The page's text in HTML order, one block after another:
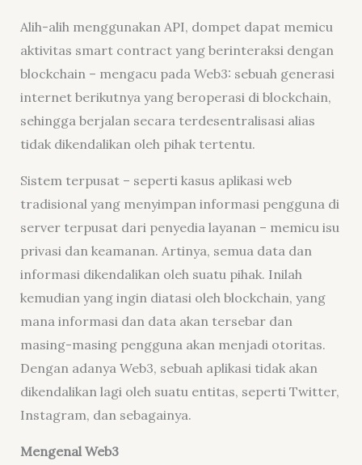
Alih-alih menggunakan API, dompet dapat memicu
aktivitas smart contract yang berinteraksi dengan
blockchain – mengacu pada Web3: sebuah generasi
internet berikutnya yang beroperasi di blockchain,
sehingga berjalan secara terdesentralisasi alias
tidak dikendalikan oleh pihak tertentu.
Sistem terpusat – seperti kasus aplikasi web
tradisional yang menyimpan informasi pengguna di
server terpusat dari penyedia layanan – memicu isu
privasi dan keamanan. Artinya, semua data dan
informasi dikendalikan oleh suatu pihak. Inilah
kemudian yang ingin diatasi oleh blockchain, yang
mana informasi dan data akan tersebar dan
masing-masing pengguna akan menjadi otoritas.
Dengan adanya Web3, sebuah aplikasi tidak akan
dikendalikan lagi oleh suatu entitas, seperti Twitter,
Instagram, dan sebagainya.
Mengenal Web3